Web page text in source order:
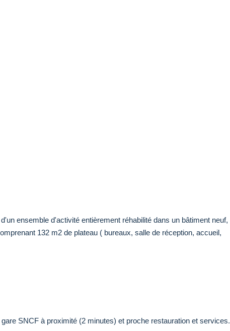
ensemble d'activité entièrement réhabilité dans un bâtiment neuf,
132 m2 de plateau ( bureaux, salle de réception, accueil,
SNCF à proximité (2 minutes) et proche restauration et services.